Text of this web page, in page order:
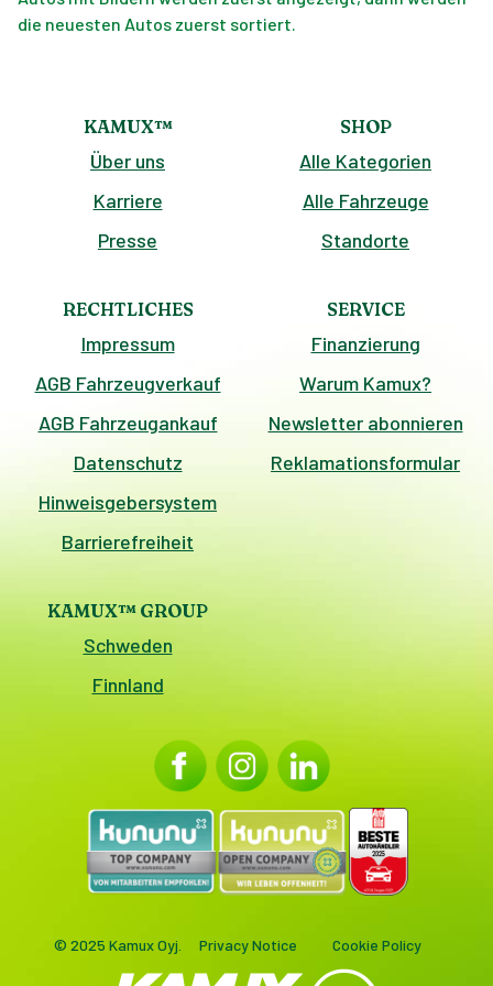
die neuesten Autos zuerst sortiert.
KAMUX™
Über uns
Karriere
Presse
SHOP
Alle Kategorien
Alle Fahrzeuge
Standorte
RECHTLICHES
Impressum
AGB Fahrzeugverkauf
AGB Fahrzeugankauf
Datenschutz
Hinweisgebersystem
Barrierefreiheit
SERVICE
Finanzierung
Warum Kamux?
Newsletter abonnieren
Reklamationsformular
KAMUX™ GROUP
Schweden
Finnland
© 2025 Kamux Oyj. Privacy Notice Cookie Policy